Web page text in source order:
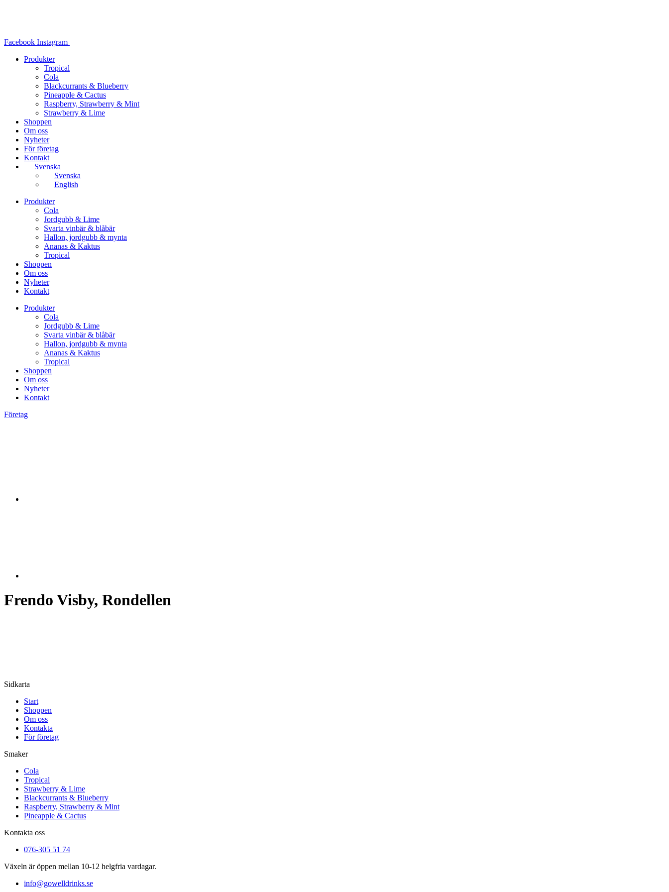
Facebook Instagram
Produkter
Tropical
Cola
Blackcurrants & Blueberry
Pineapple & Cactus
Raspberry, Strawberry & Mint
Strawberry & Lime
Shoppen
Om oss
Nyheter
För företag
Kontakt
Svenska
Svenska
English
Produkter
Cola
Jordgubb & Lime
Svarta vinbär & blåbär
Hallon, jordgubb & mynta
Ananas & Kaktus
Tropical
Shoppen
Om oss
Nyheter
Kontakt
Produkter
Cola
Jordgubb & Lime
Svarta vinbär & blåbär
Hallon, jordgubb & mynta
Ananas & Kaktus
Tropical
Shoppen
Om oss
Nyheter
Kontakt
Företag
Frendo Visby, Rondellen
Sidkarta
Start
Shoppen
Om oss
Kontakta
För företag
Smaker
Cola
Tropical
Strawberry & Lime
Blackcurrants & Blueberry
Raspberry, Strawberry & Mint
Pineapple & Cactus
Kontakta oss
076-305 51 74
Växeln är öppen mellan 10-12 helgfria vardagar.
info@gowelldrinks.se